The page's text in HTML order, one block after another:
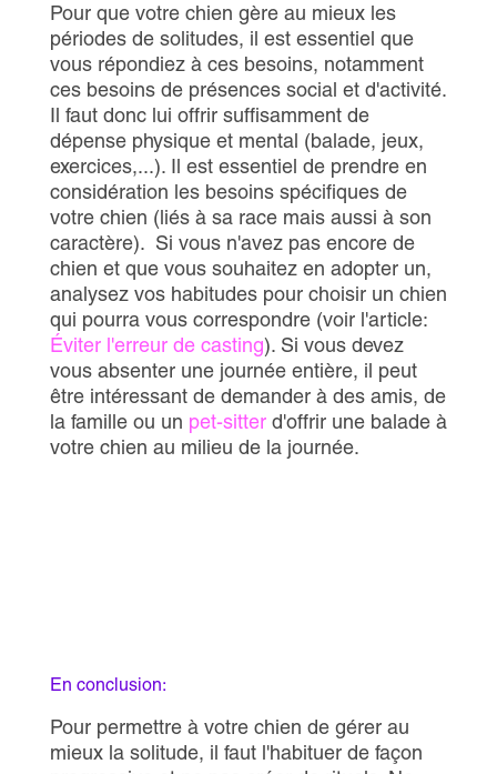
Pour que votre chien gère au mieux les
périodes de solitudes, il est essentiel que
vous répondiez à ces besoins, notamment
ces besoins de présences social et d'activité.
Il faut donc lui offrir suffisamment de
dépense physique et mental (balade, jeux,
exercices,...). Il est essentiel de prendre en
considération les besoins spécifiques de
votre chien (liés à sa race mais aussi à son
caractère). Si vous n'avez pas encore de
chien et que vous souhaitez en adopter un,
analysez vos habitudes pour choisir un chien
qui pourra vous correspondre (voir l'article:
Éviter l'erreur de casting). Si vous devez
vous absenter une journée entière, il peut
être intéressant de demander à des amis, de
la famille ou un pet-sitterd'offrir une balade à
votre chien au milieu de la journée.
En conclusion:
Pour permettre à votre chien de gérer au
mieux la solitude, il faut l'habituer de façon